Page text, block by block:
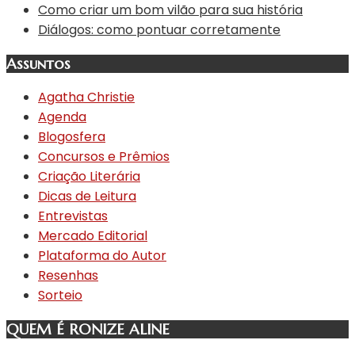
Como criar um bom vilão para sua história
Diálogos: como pontuar corretamente
Assuntos
Agatha Christie
Agenda
Blogosfera
Concursos e Prêmios
Criação Literária
Dicas de Leitura
Entrevistas
Mercado Editorial
Plataforma do Autor
Resenhas
Sorteio
QUEM É RONIZE ALINE